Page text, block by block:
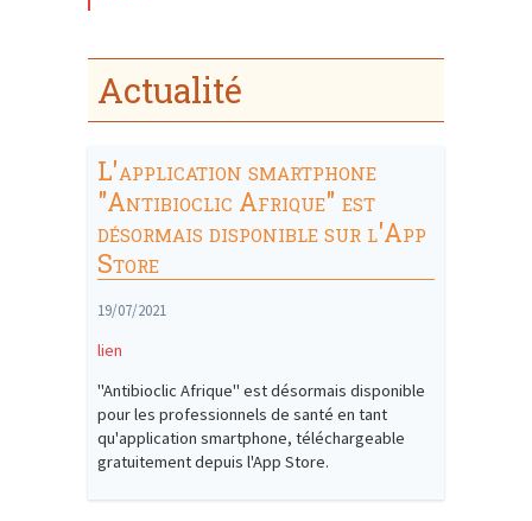
Actualité
L'application smartphone
"Antibioclic Afrique" est
désormais disponible sur l'App
Store
19/07/2021
lien
"Antibioclic Afrique" est désormais disponible
pour les professionnels de santé en tant
qu'application smartphone, téléchargeable
gratuitement depuis l'App Store.